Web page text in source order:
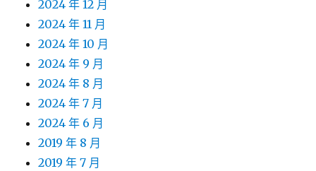
2024 年 12 月
2024 年 11 月
2024 年 10 月
2024 年 9 月
2024 年 8 月
2024 年 7 月
2024 年 6 月
2019 年 8 月
2019 年 7 月